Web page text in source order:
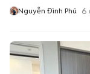
Nguyễn Đình Phú 6